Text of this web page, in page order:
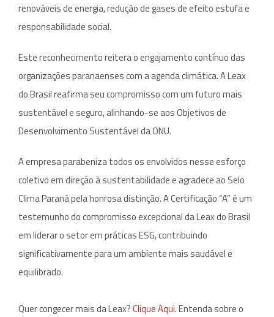
renováveis de energia, redução de gases de efeito estufa e
responsabilidade social.
Este reconhecimento reitera o engajamento contínuo das
organizações paranaenses com a agenda climática. A Leax
do Brasil reafirma seu compromisso com um futuro mais
sustentável e seguro, alinhando-se aos Objetivos de
Desenvolvimento Sustentável da ONU.
A empresa parabeniza todos os envolvidos nesse esforço
coletivo em direção à sustentabilidade e agradece ao Selo
Clima Paraná pela honrosa distinção. A Certificação “A” é um
testemunho do compromisso excepcional da Leax do Brasil
em liderar o setor em práticas ESG, contribuindo
significativamente para um ambiente mais saudável e
equilibrado.
Quer congecer mais da Leax?Clique Aqui.Entenda sobre o